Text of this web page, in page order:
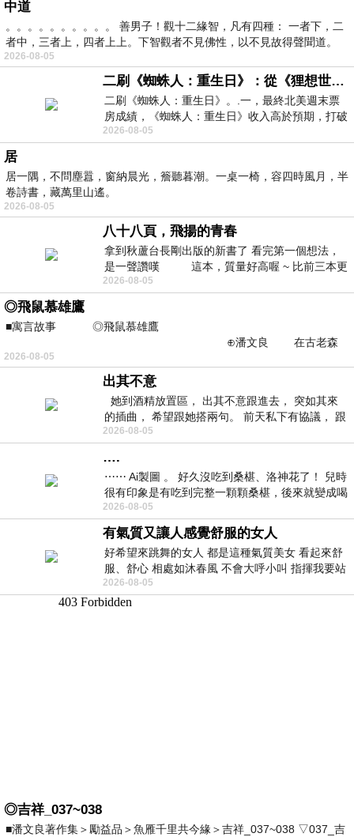
中道
。。。。。。。。。。 善男子！觀十二緣智，凡有四種： 一者下，二
者中，三者上，四者上上。下智觀者不見佛性，以不見故得聲聞道。
2026-08-05
二刷《蜘蛛人：重生日》：從《狸想世界》到《怪奇物語》
二刷《蜘蛛人：重生日》。.一，最終北美週末票
房成績，《蜘蛛人：重生日》收入高於預期，打破
《復仇者聯盟：終局之戰》記錄，成為
2026-08-05
居
居一隅，不問塵囂，窗納晨光，簷聽暮潮。一桌一椅，容四時風月，半
卷詩書，藏萬里山遙。
2026-08-05
八十八頁，飛揚的青春
拿到秋蘆台長剛出版的新書了 看完第一個想法，
是一聲讚嘆 這本，質量好高喔 ~ 比前三本更
勝一
2026-08-05
◎飛鼠慕雄鷹
■寓言故事 ◎飛鼠慕雄鷹
⊕潘文良 在古老森
林的底層，住著一隻小飛鼠
2026-08-05
出其不意
她到酒精放置區， 出其不意跟進去， 突如其來
的插曲， 希望跟她搭兩句。 前天私下有協議， 跟
著阿弟丟拉基
2026-08-05
….
⋯⋯ Ai製圖 。 好久沒吃到桑椹、洛神花了！ 兒時
很有印象是有吃到完整一顆顆桑椹，後來就變成喝
桑椹汁。 現在是連喝都沒喝
2026-08-05
有氣質又讓人感覺舒服的女人
好希望來跳舞的女人 都是這種氣質美女 看起來舒
服、舒心 相處如沐春風 不會大呼小叫 指揮我要站
哪個位子 妳老幾？？
2026-08-05
◎吉祥_037~038
■潘文良著作集＞勵益品＞魚雁千里共今緣＞吉祥_037~038 ▽037_吉